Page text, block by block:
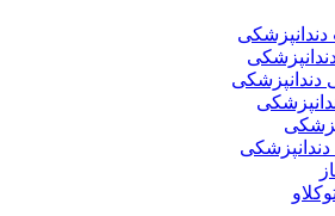
دندانپزشکی
دندانپزشکی
دندانپزشکی